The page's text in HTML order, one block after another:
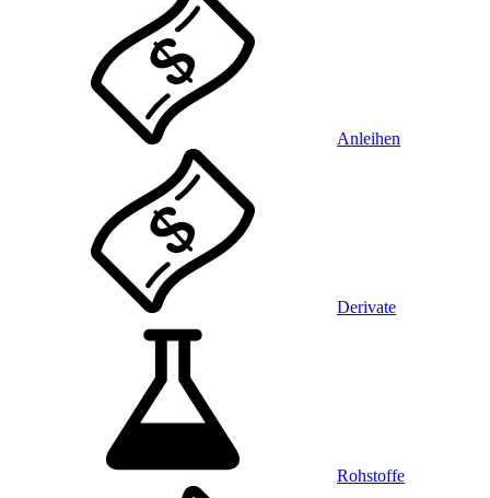
Anleihen
Derivate
Rohstoffe